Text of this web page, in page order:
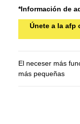
*Información de
Únete a la afp
El neceser más
más pequeñas